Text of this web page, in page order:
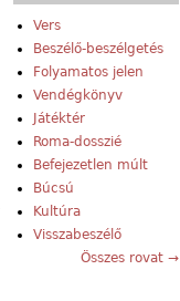
Vers
Beszélő-beszélgetés
Folyamatos jelen
Vendégkönyv
Játéktér
Roma-dosszié
Befejezetlen múlt
Búcsú
Kultúra
Visszabeszélő
Összes rovat →